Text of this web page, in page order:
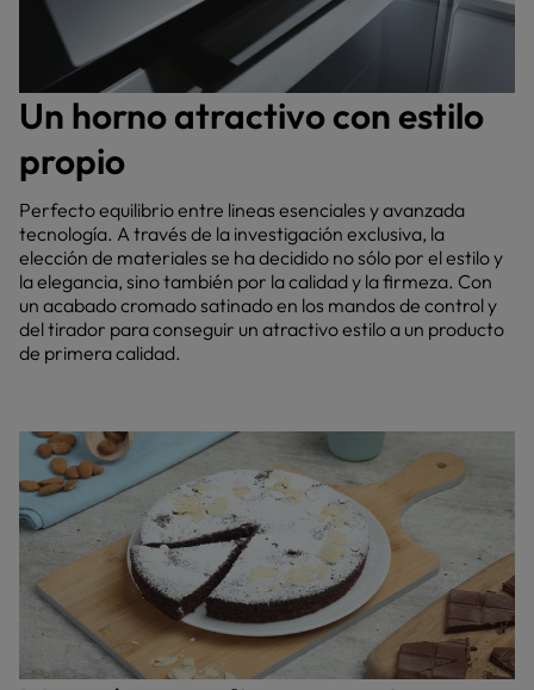
Un horno atractivo con estilo
propio
Perfecto equilibrio entre lineas esenciales y avanzada
tecnología. A través de la investigación exclusiva, la
elección de materiales se ha decidido no sólo por el estilo y
la elegancia, sino también por la calidad y la firmeza. Con
un acabado cromado satinado en los mandos de control y
del tirador para conseguir un atractivo estilo a un producto
de primera calidad.